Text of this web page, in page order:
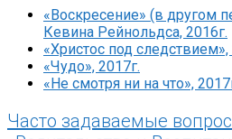
«Воскресение» (в другом
Кевина Рейнольдса, 2016г.
«Христос под следствием»,
«Чудо», 2017г.
«Не смотря ни на что»,
Часто задаваемые